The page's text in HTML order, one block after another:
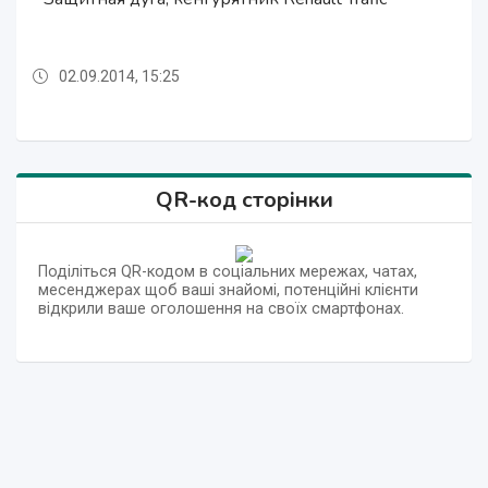
02.09.2014, 15:25
перемычкой на Nissan Primastar.
поворотники
QR-код сторінки
Поділіться QR-кодом в соціальних мережах, чатах,
месенджерах щоб ваші знайомі, потенційні клієнти
відкрили ваше оголошення на своїх смартфонах.